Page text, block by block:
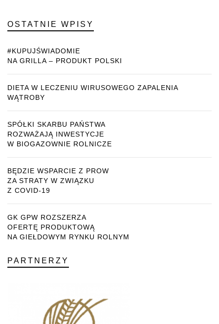
OSTATNIE WPISY
#KUPUJŚWIADOMIE
NA GRILLA – PRODUKT POLSKI
DIETA W LECZENIU WIRUSOWEGO ZAPALENIA
WĄTROBY
SPÓŁKI SKARBU PAŃSTWA
ROZWAŻAJĄ INWESTYCJE
W BIOGAZOWNIE ROLNICZE
BĘDZIE WSPARCIE Z PROW
ZA STRATY W ZWIĄZKU
Z COVID-19
GK GPW ROZSZERZA
OFERTĘ PRODUKTOWĄ
NA GIEŁDOWYM RYNKU ROLNYM
PARTNERZY